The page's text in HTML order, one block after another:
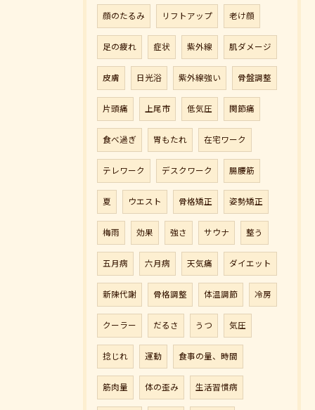
顔のたるみ リフトアップ 老け顔
足の疲れ 症状 紫外線 肌ダメージ
皮膚 日光浴 紫外線強い 骨盤調整
片頭痛 上尾市 低気圧 関節痛
食べ過ぎ 胃もたれ 在宅ワーク
テレワーク デスクワーク 腸腰筋
夏 ウエスト 骨格矯正 姿勢矯正
梅雨 効果 強さ サウナ 整う
五月病 六月病 天気痛 ダイエット
新陳代謝 骨格調整 体温調節 冷房
クーラー だるさ うつ 気圧
捻じれ 運動 食事の量、時間
筋肉量 体の歪み 生活習慣病